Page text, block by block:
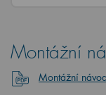
Montážní
Montážní návod